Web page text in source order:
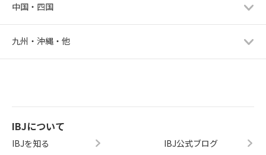
中国・四国
九州・沖縄・他
IBJについて
IBJを知る IBJ公式ブログ